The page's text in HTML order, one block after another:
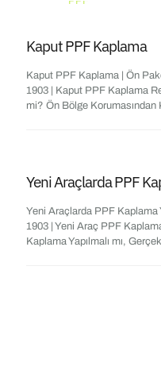
Kaput PPF Kaplama
Kaput PPF Kaplama | Ön
1903 | Kaput PPF Kaplama
mi? Ön Bölge Korumasından
Yeni Araçlarda PPF
Yeni Araçlarda PPF Kaplama
1903 | Yeni Araç PPF
Kaplama Yapılmalı mı,